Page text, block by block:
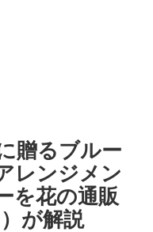
贈るブルー
レンジメン
を花の通販
が解説